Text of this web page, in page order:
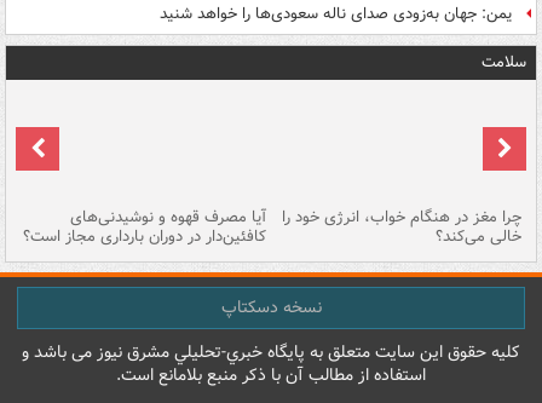
یمن: جهان به‌زودی صدای ناله سعودی‌ها را خواهد شنید
سلامت
چرا مغز در هنگام خواب، انرژی خود را
خالی می‌کند؟
آیا مصرف قهوه و نوشیدنی‌های
کافئین‌دار در دوران بارداری مجاز است؟
نسخه دسکتاپ
کليه حقوق اين سايت متعلق به پایگاه خبري-تحليلي مشرق نيوز می باشد و
استفاده از مطالب آن با ذکر منبع بلامانع است.